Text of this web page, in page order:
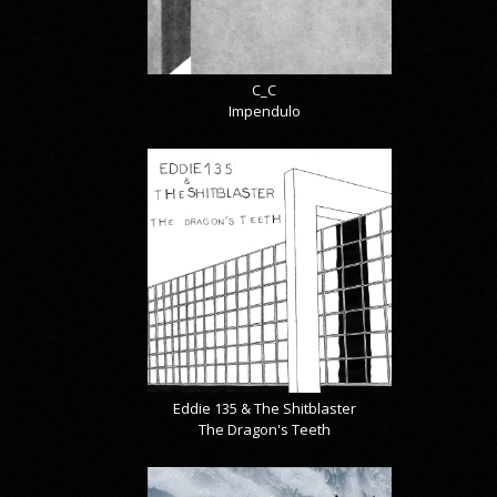
C_C
Impendulo
Eddie 135 & The Shitblaster
The Dragon's Teeth